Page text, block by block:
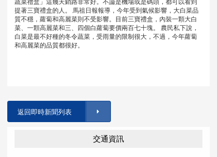
提著三寶禮盒的人。 馬祖日報報導，今年受到氣候影響，大白菜品
質不穩，蘿蔔和高麗菜則不受影響。目前三寶禮盒，內裝一顆大白
菜、一顆高麗菜和三、四個白蘿蔔要價兩百七十塊。 農民私下說，
白菜是最不好種的冬令蔬菜，受雨量的限制很大，不過，今年蘿蔔
和高麗菜的品質都很好。
返回即時新聞列表
交通資訊